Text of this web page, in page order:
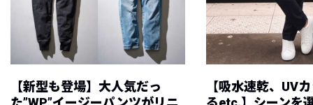
【新型も登場】大人気だっ
【吸水速乾、UV